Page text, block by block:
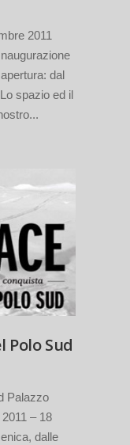
2011
dal
spazio ed il
Polo Sud
Palazzo
– 18
dalle